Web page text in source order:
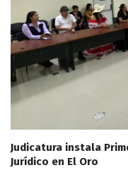
Judicatura instala
Jurídico en El Oro